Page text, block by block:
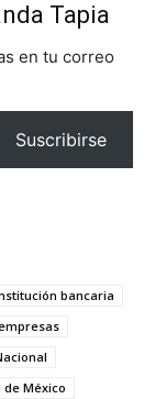
Tapia
en tu correo
Suscribirse
bancaria
México